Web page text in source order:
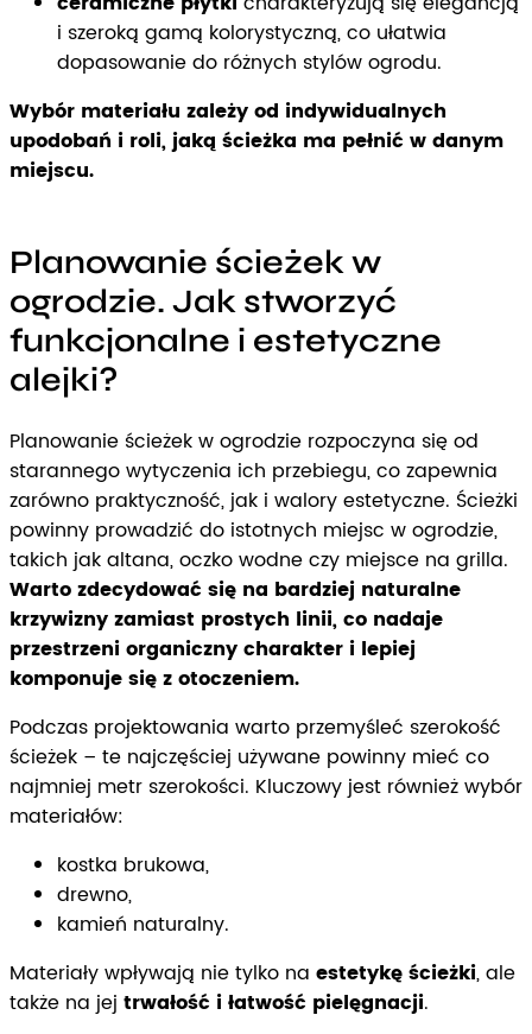
i szeroką gamą kolorystyczną, co ułatwia
dopasowanie do różnych stylów ogrodu.
Wybór materiału zależy od indywidualnych
upodobań i roli, jaką ścieżka ma pełnić w danym
miejscu.
Planowanie ścieżek w
ogrodzie. Jak stworzyć
funkcjonalne i estetyczne
alejki?
Planowanie ścieżek w ogrodzie rozpoczyna się od
starannego wytyczenia ich przebiegu, co zapewnia
zarówno praktyczność, jak i walory estetyczne. Ścieżki
powinny prowadzić do istotnych miejsc w ogrodzie,
takich jak altana, oczko wodne czy miejsce na grilla.
Warto zdecydować się na bardziej naturalne
krzywizny zamiast prostych linii, co nadaje
przestrzeni organiczny charakter i lepiej
komponuje się z otoczeniem.
Podczas projektowania warto przemyśleć szerokość
ścieżek – te najczęściej używane powinny mieć co
najmniej metr szerokości. Kluczowy jest również wybór
materiałów:
kostka brukowa,
drewno,
kamień naturalny.
Materiały wpływają nie tylko na estetykę ścieżki, ale
także na jej trwałość i łatwość pielęgnacji.